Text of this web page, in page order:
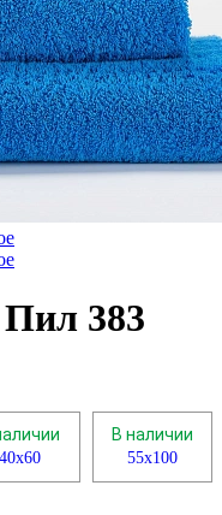
383
40х60
В наличии
55х100